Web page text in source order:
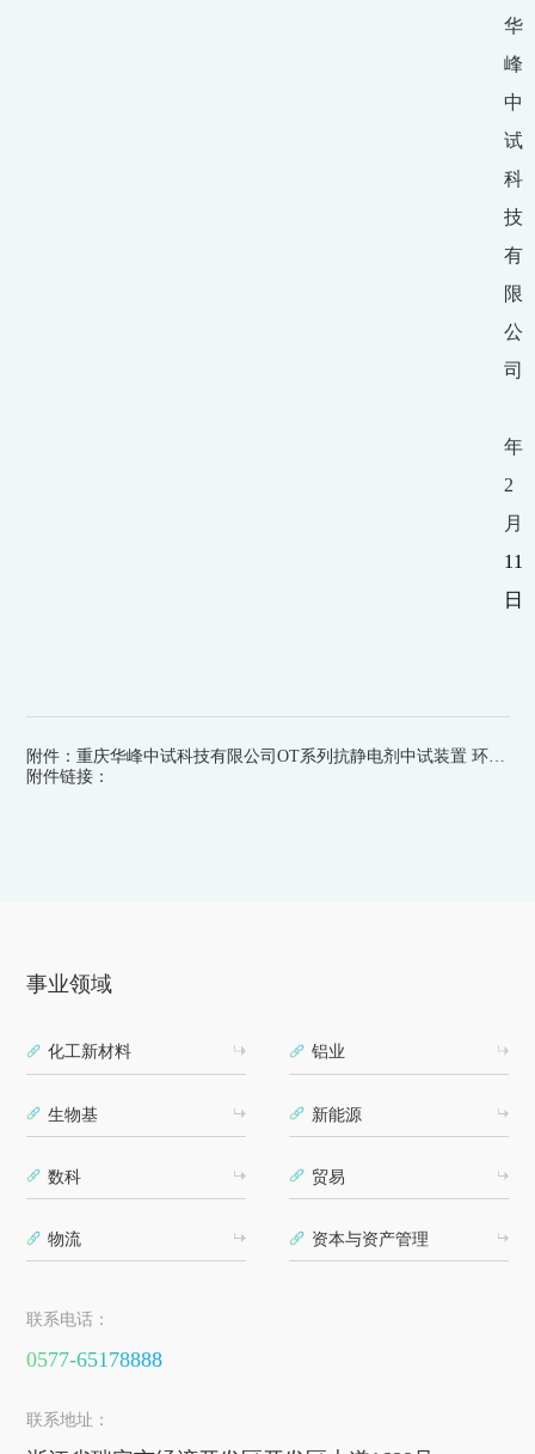
华
峰
中
试
科
技
有
限
公
司
年
2
月
11
日
附件：重庆华峰中试科技有限公司OT系列抗静电剂中试装置 环境影响评价公众参与第一次公示
附件链接：
事业领域
化工新材料 铝业
生物基 新能源
数科 贸易
物流 资本与资产管理
联系电话：
0577-65178888
联系地址：